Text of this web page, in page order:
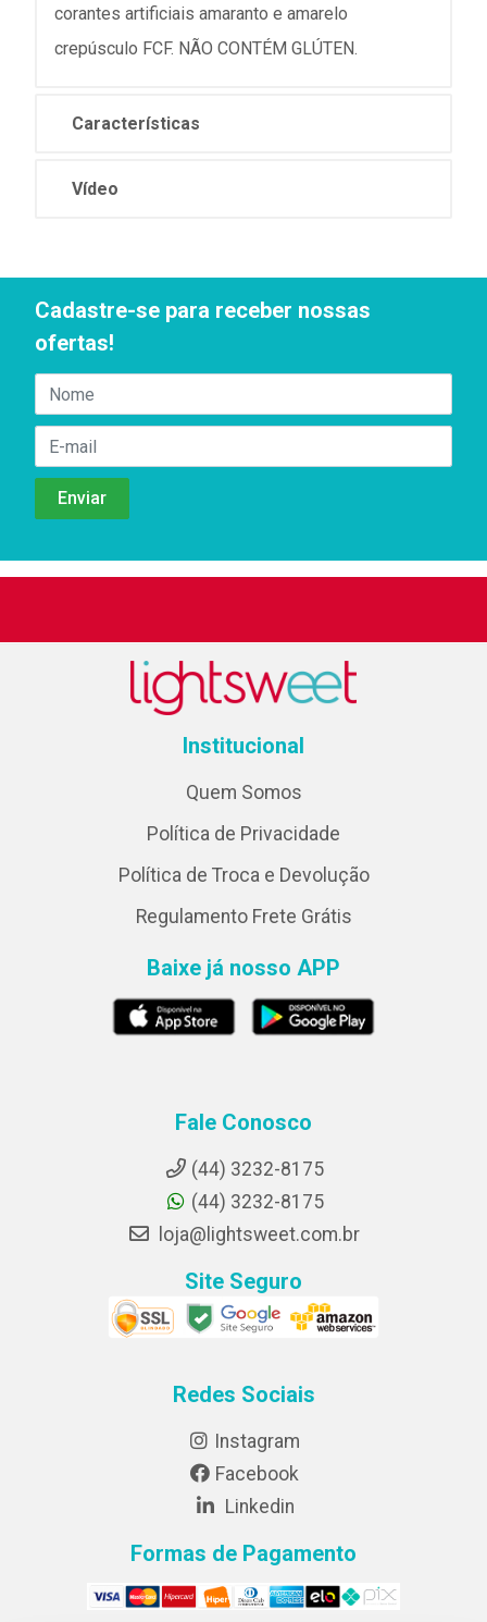
corantes artificiais amaranto e amarelo
crepúsculo FCF. NÃO CONTÉM GLÚTEN.
Características
Vídeo
Cadastre-se para receber nossas
ofertas!
Institucional
Quem Somos
Política de Privacidade
Política de Troca e Devolução
Regulamento Frete Grátis
Baixe já nosso APP
Fale Conosco
(44) 3232-8175
(44) 3232-8175
loja@lightsweet.com.br
Site Seguro
Redes Sociais
Instagram
Facebook
Linkedin
Formas de Pagamento